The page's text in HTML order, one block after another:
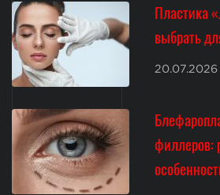
Пластика
выбрать
20.07.2026
филлеров: